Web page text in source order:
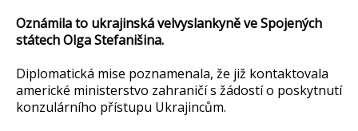
Oznámila to ukrajinská velvyslankyně ve Spojených
státech Olga Stefanišina.
Diplomatická mise poznamenala, že již kontaktovala
americké ministerstvo zahraničí s žádostí o poskytnutí
konzulárního přístupu Ukrajincům.